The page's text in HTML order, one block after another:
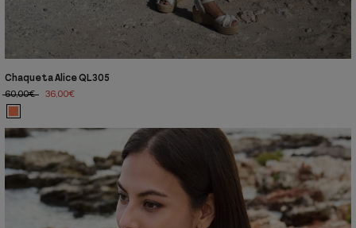
Chaqueta Alice QL305
60,00€
36,00€